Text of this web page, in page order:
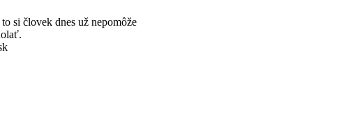
si človek dnes už nepomôže